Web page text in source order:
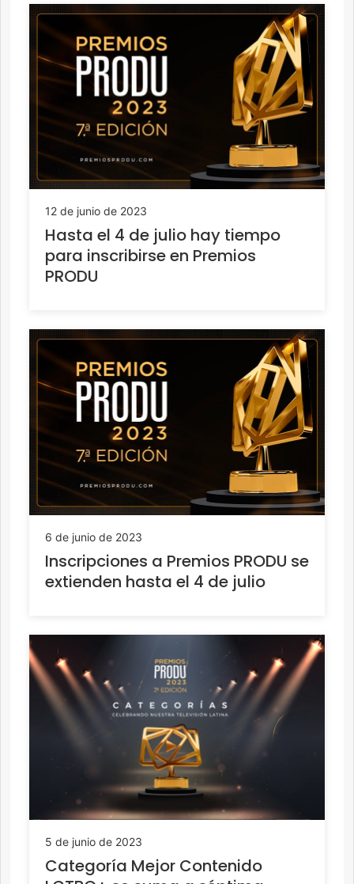
12 de junio de 2023
Hasta el 4 de julio hay tiempo
para inscribirse en Premios
PRODU
6 de junio de 2023
Inscripciones a Premios PRODU se
extienden hasta el 4 de julio
5 de junio de 2023
Categoría Mejor Contenido